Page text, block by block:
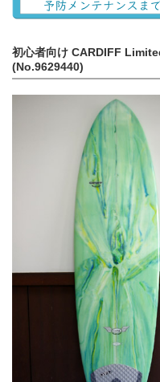
初心者向け CARDIFF
(No.9629440)